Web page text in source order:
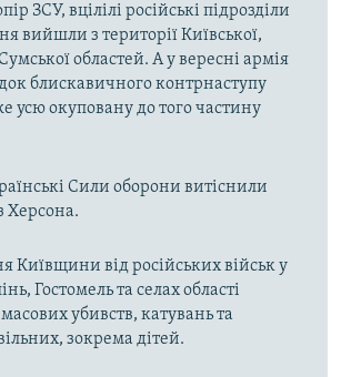
ЗСУ, вцілілі російські підрозділи
вийшли з території Київської,
областей. А у вересні армія
блискавичного контрнаступу
усю окуповану до того частину
Сили оборони витіснили
Херсона.
Київщини від російських військ у
Гостомель та селах області
убивств, катувань та
зокрема дітей.